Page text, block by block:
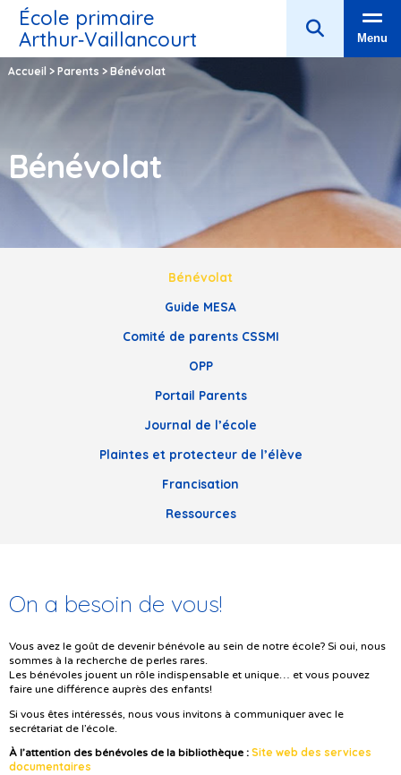
École primaire
Arthur‑Vaillancourt
Menu
Accueil > Parents > Bénévolat
Bénévolat
Bénévolat
Guide MESA
Comité de parents CSSMI
OPP
Portail Parents
Journal de l’école
Plaintes et protecteur de l’élève
Francisation
Ressources
On a besoin de vous!
Vous avez le goût de devenir bénévole au sein de notre école? Si oui, nous
sommes à la recherche de perles rares.
Les bénévoles jouent un rôle indispensable et unique… et vous pouvez
faire une différence auprès des enfants!
Si vous êtes intéressés, nous vous invitons à communiquer avec le
secrétariat de l’école.
À l’attention des bénévoles de la bibliothèque : Site web des services
documentaires